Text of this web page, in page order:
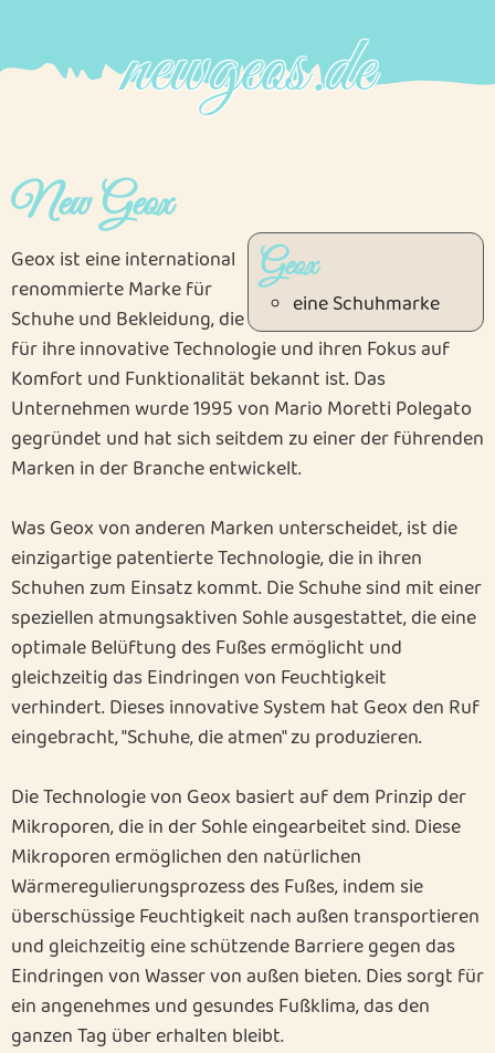
newgeos.de
New Geox
Geox
eine Schuhmarke
Geox ist eine international
renommierte Marke für
Schuhe und Bekleidung, die
für ihre innovative Technologie und ihren Fokus auf
Komfort und Funktionalität bekannt ist. Das
Unternehmen wurde 1995 von Mario Moretti Polegato
gegründet und hat sich seitdem zu einer der führenden
Marken in der Branche entwickelt.
Was Geox von anderen Marken unterscheidet, ist die
einzigartige patentierte Technologie, die in ihren
Schuhen zum Einsatz kommt. Die Schuhe sind mit einer
speziellen atmungsaktiven Sohle ausgestattet, die eine
optimale Belüftung des Fußes ermöglicht und
gleichzeitig das Eindringen von Feuchtigkeit
verhindert. Dieses innovative System hat Geox den Ruf
eingebracht, "Schuhe, die atmen" zu produzieren.
Die Technologie von Geox basiert auf dem Prinzip der
Mikroporen, die in der Sohle eingearbeitet sind. Diese
Mikroporen ermöglichen den natürlichen
Wärmeregulierungsprozess des Fußes, indem sie
überschüssige Feuchtigkeit nach außen transportieren
und gleichzeitig eine schützende Barriere gegen das
Eindringen von Wasser von außen bieten. Dies sorgt für
ein angenehmes und gesundes Fußklima, das den
ganzen Tag über erhalten bleibt.